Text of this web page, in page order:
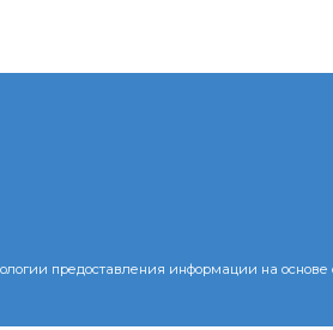
предоставления информации на